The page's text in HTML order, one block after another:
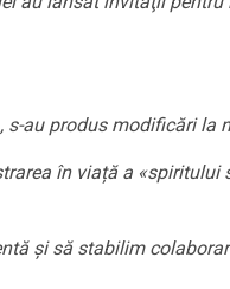
s-au produs modificări la
în viață a «spiritului
şi să stabilim